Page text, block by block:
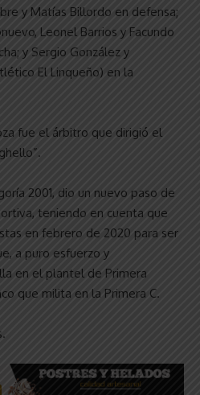
y Matías Billordo en defensa;
Leonel Barrios y Facundo
y Sergio González y
El Linqueño) en la
fue el árbitro que dirigió el
2001, dio un nuevo paso de
teniendo en cuenta que
en febrero de 2020 para ser
a puro esfuerzo y
en el plantel de Primera
que milita en la Primera C.